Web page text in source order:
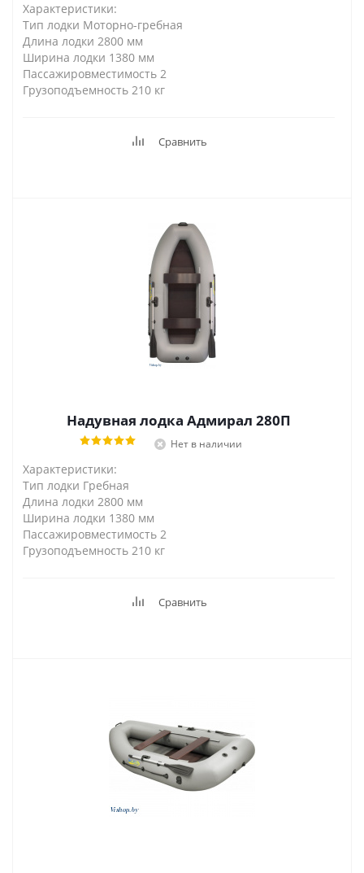
Характеристики:
Тип лодки Моторно-гребная
Длина лодки 2800 мм
Ширина лодки 1380 мм
Пассажировместимость 2
Грузоподъемность 210 кг
Сравнить
Надувная лодка Адмирал 280П
Нет в наличии
Характеристики:
Тип лодки Гребная
Длина лодки 2800 мм
Ширина лодки 1380 мм
Пассажировместимость 2
Грузоподъемность 210 кг
Сравнить